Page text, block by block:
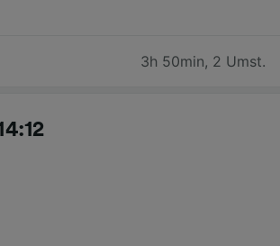
3h 50min, 2 Umst.